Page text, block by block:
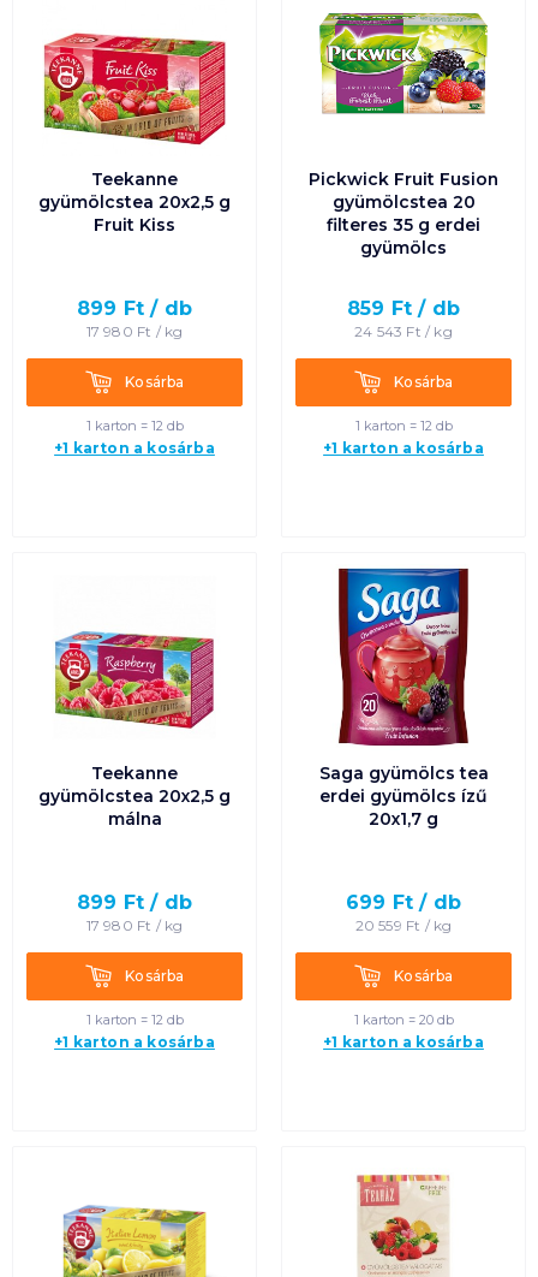
Teekanne
gyümölcstea 20x2,5 g
Fruit Kiss
899 Ft / db
17 980 Ft / kg
KosárbaKosárba
1 karton = 12 db
+1 karton a kosárba
Pickwick Fruit Fusion
gyümölcstea 20
filteres 35 g erdei
gyümölcs
859 Ft / db
24 543 Ft / kg
KosárbaKosárba
1 karton = 12 db
+1 karton a kosárba
Teekanne
gyümölcstea 20x2,5 g
málna
899 Ft / db
17 980 Ft / kg
KosárbaKosárba
1 karton = 12 db
+1 karton a kosárba
Saga gyümölcs tea
erdei gyümölcs ízű
20x1,7 g
699 Ft / db
20 559 Ft / kg
KosárbaKosárba
1 karton = 20 db
+1 karton a kosárba